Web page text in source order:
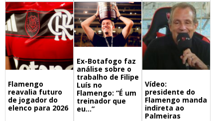
Flamengo
reavalia futuro
de jogador do
elenco para 2026
Ex-Botafogo faz
análise sobre o
trabalho de Filipe
Luís no
Flamengo: “É um
treinador que
eu…”
Vídeo:
presidente do
Flamengo manda
indireta ao
Palmeiras